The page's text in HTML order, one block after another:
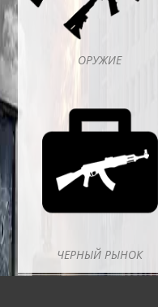
ОРУЖИЕ
ЧЕРНЫЙ РЫНОК